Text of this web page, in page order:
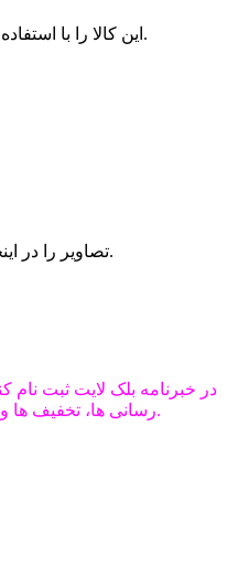
این کالا را با استفاده از کلمات کوتاه و ساده توضیح دهید.
تصاویر را در اینجا رها کنید و یا برای آپلود کلیک کنید.
در خبرنامه بلک لایت ثبت نام
رسانی ها، تخفیف ها و پیشنهادات ویژه ما مطلع می شوید.